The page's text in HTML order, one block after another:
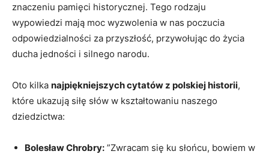
znaczeniu pamięci historycznej. Tego rodzaju
wypowiedzi mają moc ⁢wyzwolenia w nas poczucia
odpowiedzialności za przyszłość, przywołując do życia
ducha jedności i silnego‍ narodu.
Oto kilka najpiękniejszych cytatów z polskiej historii,
które ukazują siłę słów w kształtowaniu naszego
dziedzictwa:
Bolesław Chrobry: ‍”Zwracam⁣ się ku słońcu, bowiem w